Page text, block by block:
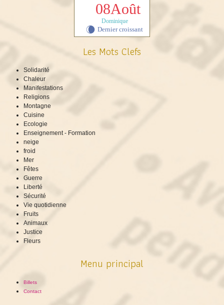
08Août
Dominique
W Dernier croissant
Les Mots Clefs
Solidarité
Chaleur
Manifestations
Religions
Montagne
Cuisine
Ecologie
Enseignement - Formation
neige
froid
Mer
Fêtes
Guerre
Liberté
Sécurité
Vie quotidienne
Fruits
Animaux
Justice
Fleurs
Menu principal
Billets
Contact